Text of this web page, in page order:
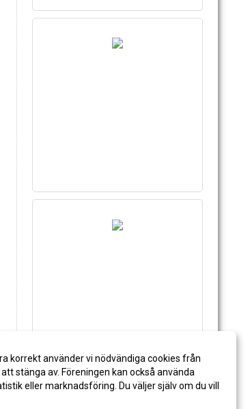
korrekt använder vi nödvändiga cookies från
stänga av. Föreningen kan också använda
eller marknadsföring. Du väljer själv om du vill